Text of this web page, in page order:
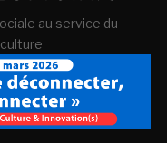
au service du